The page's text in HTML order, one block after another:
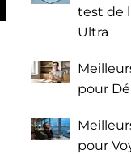
test de
Ultra
pour
pour